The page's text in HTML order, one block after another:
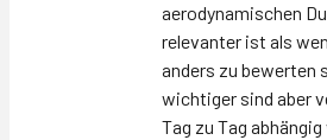
aerodynamischen
relevanter ist als
anders zu bewerten
wichtiger sind aber
Tag zu Tag